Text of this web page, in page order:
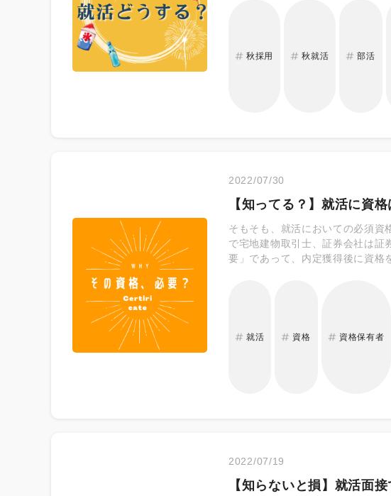
秋採用 秋就活 部活
2022/07/30
【知ってる？】就活に資格
そもそも、就活においての必須
で宅地建物取引士、証券会社は
要」であって、内定獲得後に資格
界への興味関心が高いアピールに
就活 資格 資格保有者
2022/07/19
【知らないと損】就活面